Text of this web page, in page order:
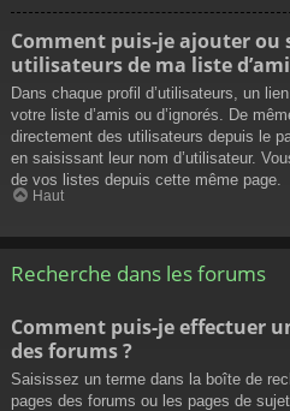
Comment puis-je ajouter ou
utilisateurs de ma liste
Dans chaque profil d’utilisateurs, un
votre liste d’amis ou d’ignorés. De
directement des utilisateurs depuis le
en saisissant leur nom d’utilisateur.
de vos listes depuis cette même page.
Haut
Recherche dans les forums
Comment puis-je effectuer
des forums ?
Saisissez un terme dans la boîte de
pages des forums ou les pages de